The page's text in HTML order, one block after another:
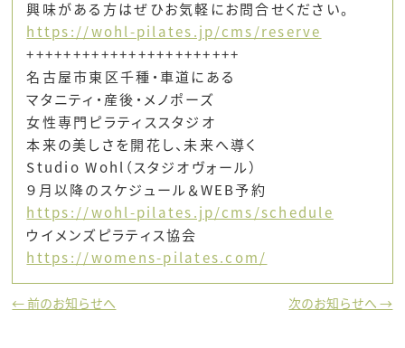
興味がある方はぜひお気軽にお問合せください。
https://wohl-pilates.jp/cms/reserve
+++++++++++++++++++++++
名古屋市東区千種・車道にある
マタニティ・産後・メノポーズ
女性専門ピラティススタジオ
本来の美しさを開花し、未来へ導く
Studio Wohl（スタジオヴォール）
９月以降のスケジュール＆WEB予約
https://wohl-pilates.jp/cms/schedule
ウイメンズピラティス協会
https://womens-pilates.com/
← 前のお知らせへ 次のお知らせへ →